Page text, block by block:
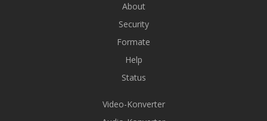
About
Security
Formate
Help
Status
Video-Konverter